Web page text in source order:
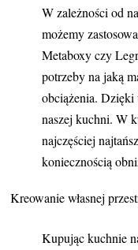
W zależności od
możemy
Metaboxy czy
potrzeby na jaką
obciążenia. Dzięki
naszej kuchni. W
najczęściej
koniecznością
Kreowanie własnej
Kupując kuchnie